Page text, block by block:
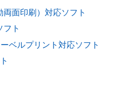
面印刷）対応ソフト
フト
ベルプリント対応ソフト